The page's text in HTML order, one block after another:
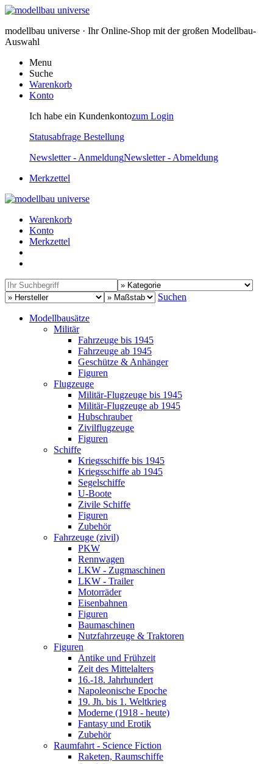
modellbau universe · Ihr Online-Shop mit der großen Modellbau-
Auswahl
Menu
Suche
Warenkorb
Konto
Ich habe ein Kundenkontozum Login
Statusabfrage Bestellung
Newsletter - AnmeldungNewsletter - Abmeldung
Merkzettel
Warenkorb
Konto
Merkzettel
Suchen
Modellbausätze
Militär
Fahrzeuge bis 1945
Fahrzeuge ab 1945
Geschütze & Anhänger
Figuren
Flugzeuge
Militär-Flugzeuge bis 1945
Militär-Flugzeuge ab 1945
Hubschrauber
Zivilflugzeuge
Figuren
Schiffe
Kriegsschiffe bis 1945
Kriegsschiffe ab 1945
Segelschiffe
U-Boote
Zivile Schiffe
Figuren
Zubehör
Fahrzeuge (zivil)
PKW
Rennwagen
LKW - Zugmaschinen
LKW - Trailer
Motorräder
Eisenbahnen
Figuren
Baumaschinen
Nutzfahrzeuge & Traktoren
Figuren
Antike und Frühzeit
Zeit des Mittelalters
16.-18. Jahrhundert
Napoleonische Epoche
19. Jh. bis 1. Weltkrieg
Moderne (1918 - heute)
Fantasy und Erotik
Zubehör
Raumfahrt - Science Fiction
Raketen, Raumschiffe